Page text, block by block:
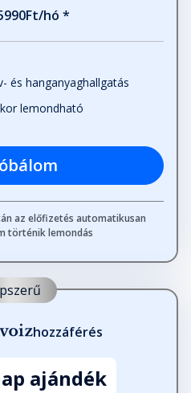
hó *
és hanganyaghallgatás
lemondható
az előfizetés automatikusan
történik lemondás
hozzáférés
ajándék